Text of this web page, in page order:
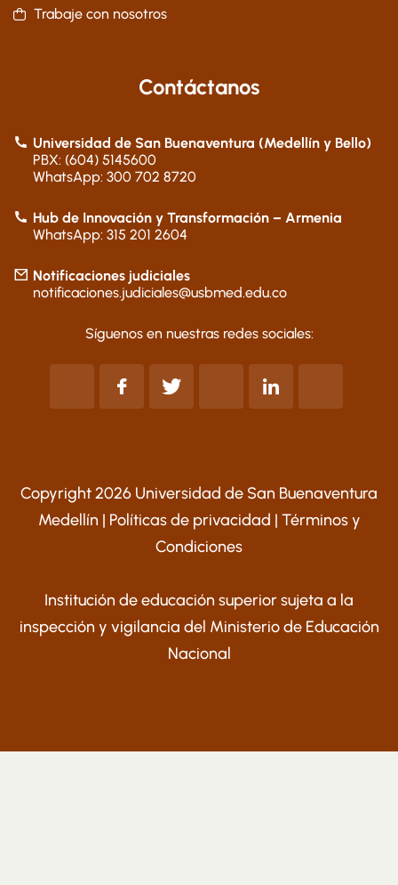
Trabaje con nosotros
Contáctanos
Universidad de San Buenaventura (Medellín y Bello)
PBX: (604) 5145600
WhatsApp: 300 702 8720
Hub de Innovación y Transformación – Armenia
WhatsApp: 315 201 2604
Notificaciones judiciales
notificaciones.judiciales@usbmed.edu.co
Síguenos en nuestras redes sociales:
Copyright 2026 Universidad de San Buenaventura
Medellín | Políticas de privacidad | Términos y
Condiciones
Institución de educación superior sujeta a la
inspección y vigilancia del Ministerio de Educación
Nacional